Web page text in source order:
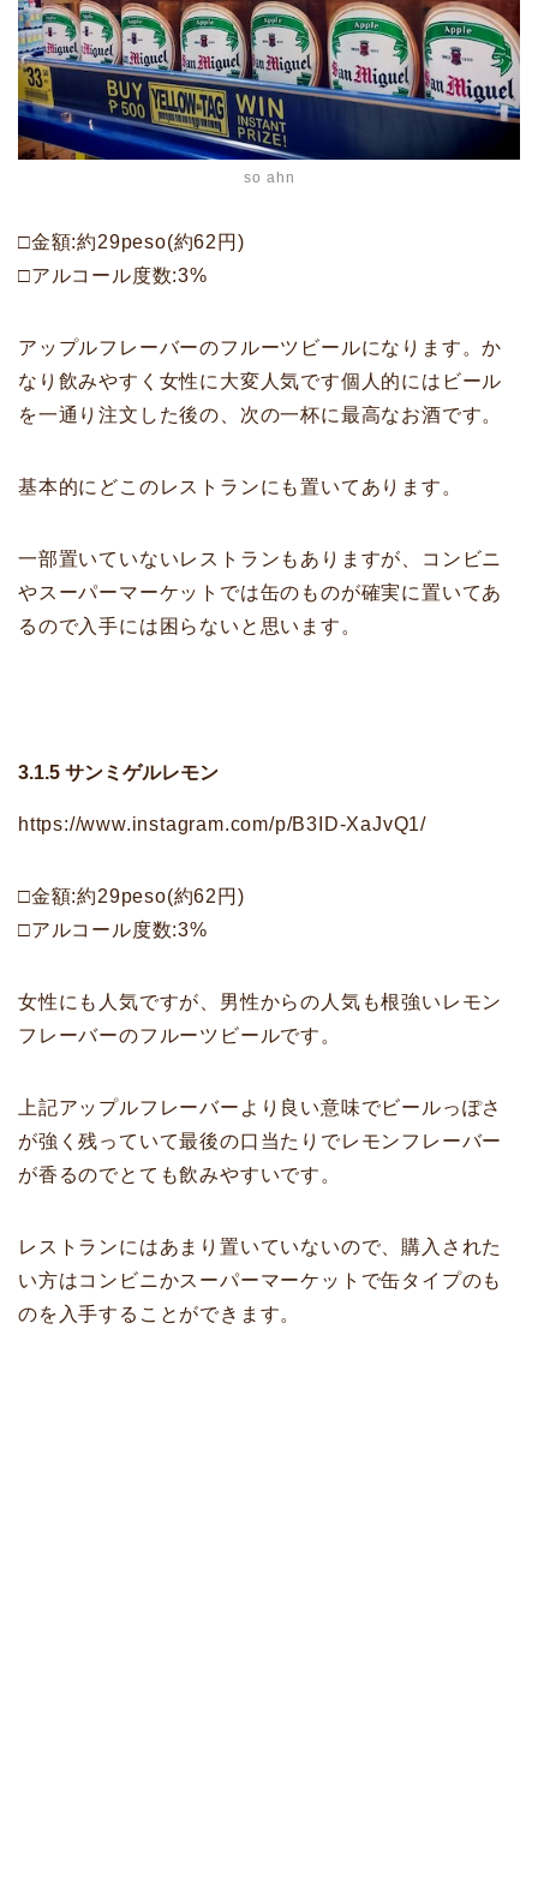
so ahn
□金額:約29peso(約62円)
□アルコール度数:3%
アップルフレーバーのフルーツビールになります。か
なり飲みやすく女性に大変人気です個人的にはビール
を一通り注文した後の、次の一杯に最高なお酒です。
基本的にどこのレストランにも置いてあります。
一部置いていないレストランもありますが、コンビニ
やスーパーマーケットでは缶のものが確実に置いてあ
るので入手には困らないと思います。
3.1.5 サンミゲルレモン
https://www.instagram.com/p/B3ID-XaJvQ1/
□金額:約29peso(約62円)
□アルコール度数:3%
女性にも人気ですが、男性からの人気も根強いレモン
フレーバーのフルーツビールです。
上記アップルフレーバーより良い意味でビールっぽさ
が強く残っていて最後の口当たりでレモンフレーバー
が香るのでとても飲みやすいです。
レストランにはあまり置いていないので、購入された
い方はコンビニかスーパーマーケットで缶タイプのも
のを入手することができます。